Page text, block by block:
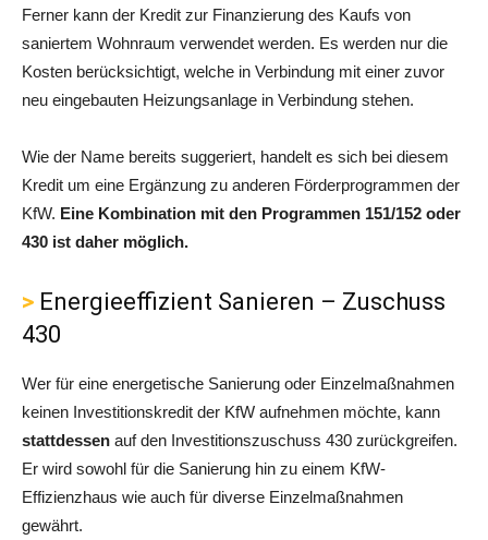
Ferner kann der Kredit zur Finanzierung des Kaufs von
saniertem Wohnraum verwendet werden. Es werden nur die
Kosten berücksichtigt, welche in Verbindung mit einer zuvor
neu eingebauten Heizungsanlage in Verbindung stehen.
Wie der Name bereits suggeriert, handelt es sich bei diesem
Kredit um eine Ergänzung zu anderen Förderprogrammen der
KfW. Eine Kombination mit den Programmen 151/152 oder
430 ist daher möglich.
Energieeffizient Sanieren – Zuschuss
430
Wer für eine energetische Sanierung oder Einzelmaßnahmen
keinen Investitionskredit der KfW aufnehmen möchte, kann
stattdessen auf den Investitionszuschuss 430 zurückgreifen.
Er wird sowohl für die Sanierung hin zu einem KfW-
Effizienzhaus wie auch für diverse Einzelmaßnahmen
gewährt.